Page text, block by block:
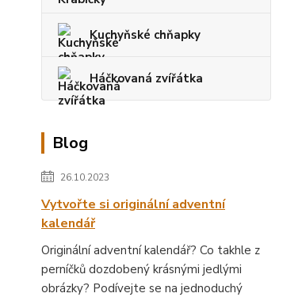
Kuchyňské chňapky
Háčkovaná zvířátka
Blog
26.10.2023
Vytvořte si originální adventní
kalendář
Originální adventní kalendář? Co takhle z
perníčků dozdobený krásnými jedlými
obrázky? Podívejte se na jednoduchý